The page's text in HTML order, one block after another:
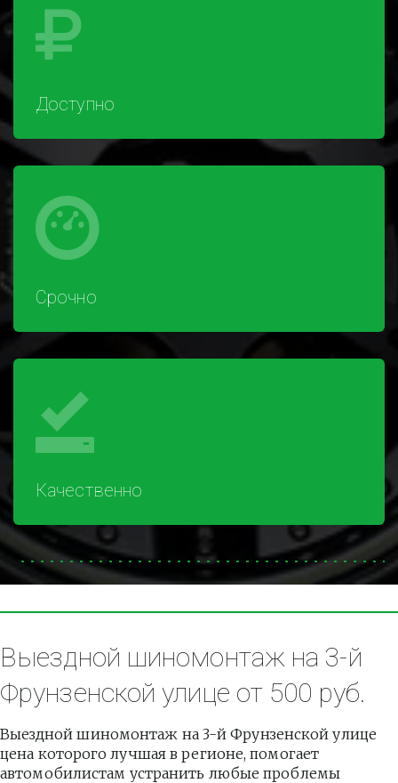
Доступно
Срочно
Качественно
Выездной шиномонтаж на 3-й
Фрунзенской улице от 500 руб.
Выездной шиномонтаж на 3-й Фрунзенской улице
цена которого лучшая в регионе, помогает
автомобилистам устранить любые проблемы